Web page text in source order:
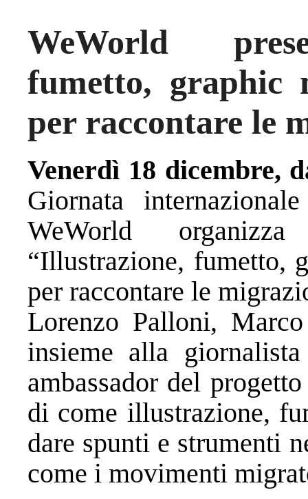
WeWorld
fumetto, graphic
per raccontare le
Venerdì 18 dicembre,
Giornata
WeWorld
“Illustrazione, fumetto,
per raccontare le
Lorenzo Palloni,
insieme alla
ambassador del
di come illustrazione,
dare spunti e strumenti
come i movimenti